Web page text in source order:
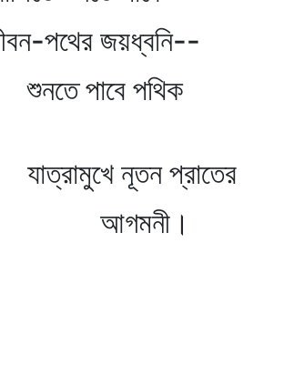
জয়ধ্বনি--
পাবে পথিক
নূতন প্রাতের